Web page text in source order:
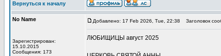
Вернуться к началу
No Name
Зарегистрирован:
15.10.2015
Сообщения: 173
Добавлено: 17 Feb 2026, Tue, 22:38 Заголовок
ЛЮБИЩИЦЫ август 2025